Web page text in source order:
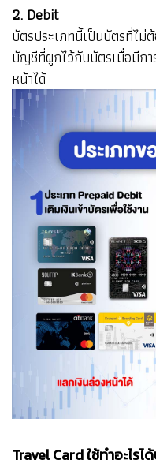
2. Debit
บัตรประเภทนี้เป็นบัตรที่ไม่
บัญชีที่ผูกไว้กับบัตรเมื่อมีกา
หน้าได้
Travel Card ใช้ทำอะไรไ